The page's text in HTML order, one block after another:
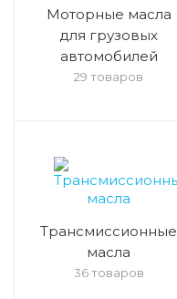
Моторные масла
для грузовых
автомобилей
29 товаров
Трансмиссионные
масла
36 товаров